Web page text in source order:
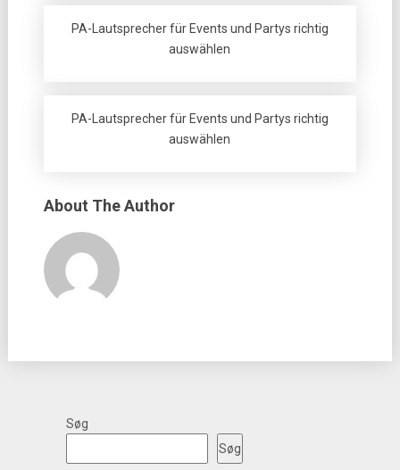
PA-Lautsprecher für Events und Partys richtig
auswählen
PA-Lautsprecher für Events und Partys richtig
auswählen
About The Author
Søg
Søg